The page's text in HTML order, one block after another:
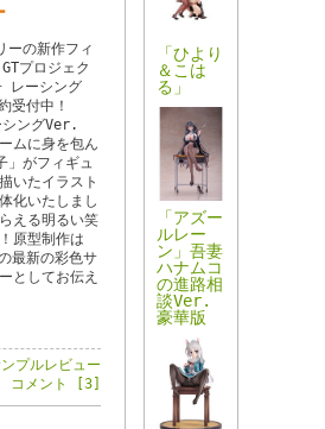
ーの新作フィ
プロジェク
レーシング
受付中！
シングVer.
ムに身を包ん
」がフィギュ
いたイラスト
化いたしまし
える明るい笑
原型制作は
最新の彩色サ
としてお伝え
プルレビュー
コメント [3]
「ひより
＆こは
る」
「アズー
ルレー
ン」吾妻
ハナムコ
の進路相
談Ver.
豪華版